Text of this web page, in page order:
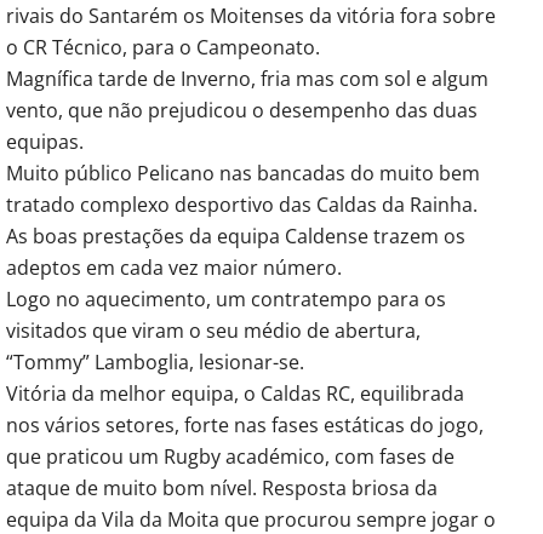
rivais do Santarém os Moitenses da vitória fora sobre
o CR Técnico, para o Campeonato.
Magnífica tarde de Inverno, fria mas com sol e algum
vento, que não prejudicou o desempenho das duas
equipas.
Muito público Pelicano nas bancadas do muito bem
tratado complexo desportivo das Caldas da Rainha.
As boas prestações da equipa Caldense trazem os
adeptos em cada vez maior número.
Logo no aquecimento, um contratempo para os
visitados que viram o seu médio de abertura,
“Tommy” Lamboglia, lesionar-se.
Vitória da melhor equipa, o Caldas RC, equilibrada
nos vários setores, forte nas fases estáticas do jogo,
que praticou um Rugby académico, com fases de
ataque de muito bom nível. Resposta briosa da
equipa da Vila da Moita que procurou sempre jogar o